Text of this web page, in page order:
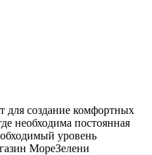
для создание комфортных
необходима постоянная
уровень
МореЗелени